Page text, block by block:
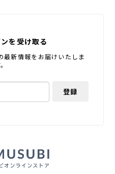
を受け取る
最新情報をお届けいたしま
登録